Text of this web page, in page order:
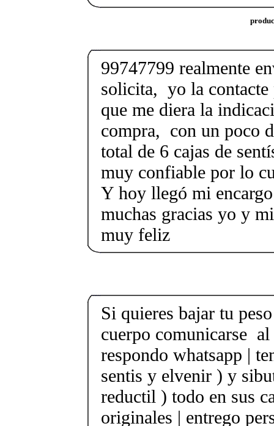
99747799 realmente
solicita, yo la contacte
que me diera la
compra, con un poco
total de 6 cajas de
muy confiable por lo
Y hoy llegó mi
muchas gracias yo y
muy feliz
Si quieres bajar tu
cuerpo comunicarse
respondo whatsapp |
sentis y elvenir ) y
reductil ) todo en sus
originales | entrego